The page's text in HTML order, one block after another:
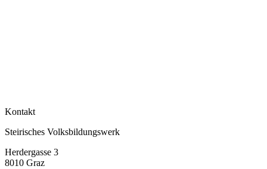
Kontakt
Steirisches Volksbildungswerk
Herdergasse 3
8010 Graz